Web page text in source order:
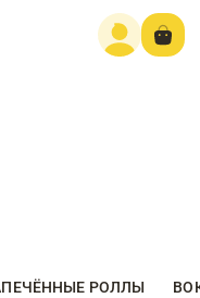
РОЛЛЫ